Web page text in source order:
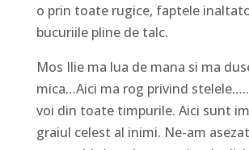
o prin toate rugice, faptele
bucuriile pline de talc.
Mos Ilie ma lua de mana si ma
mica…Aici ma rog privind
voi din toate timpurile. Aici sunt
graiul celest al inimi. Ne-am